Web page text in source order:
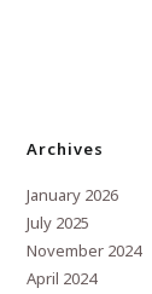
Archives
January 2026
July 2025
November 2024
April 2024